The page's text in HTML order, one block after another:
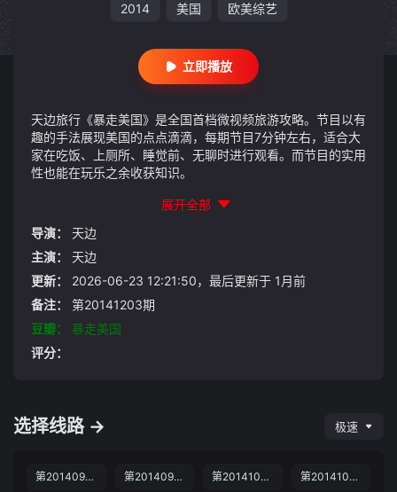
2014 美国 欧美综艺
立即播放
天边旅行《暴走美国》是全国首档微视频旅游攻略。节目以有
趣的手法展现美国的点点滴滴，每期节目7分钟左右，适合大
家在吃饭、上厕所、睡觉前、无聊时进行观看。而节目的实用
性也能在玩乐之余收获知识。
展开全部
导演：
天边
主演：
天边
更新：
2026-06-23 12:21:50，最后更新于 1月前
备注：
第20141203期
豆瓣：
暴走美国
评分：
选择线路 → 极速
第20140923期 第20140924期 第20141001期 第20141008期